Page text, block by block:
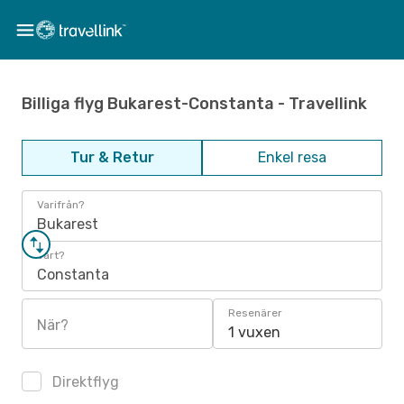
Billiga flyg Bukarest-Constanta - Travellink
Tur & Retur Enkel resa
Varifrån?
Bukarest
Vart?
Constanta
När?
Resenärer
1 vuxen
Direktflyg